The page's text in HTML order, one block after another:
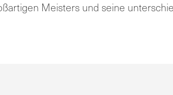
Meisters und seine